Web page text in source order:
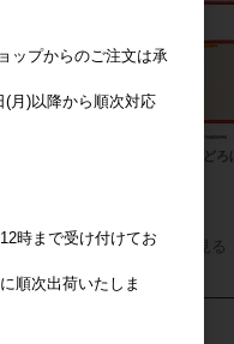
パンどろ
すべてのおすすめ商品を見る
ップからのご注文は承
(月)以降から順次対応
時まで受け付けてお
順次出荷いたしま